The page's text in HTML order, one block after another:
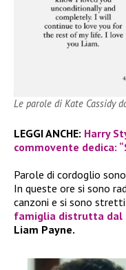
Le parole di Kate Cassidy
LEGGI ANCHE: Harry
commovente dedica:
Parole di cordoglio
In queste ore si sono
canzoni e si sono
famiglia distrutta dal
Liam Payne.